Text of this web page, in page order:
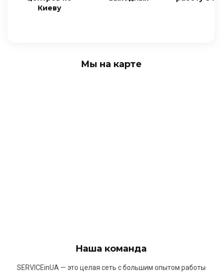
Киеву
Мы на карте
Наша команда
SERVICEinUA — это целая сеть с большим опытом работы